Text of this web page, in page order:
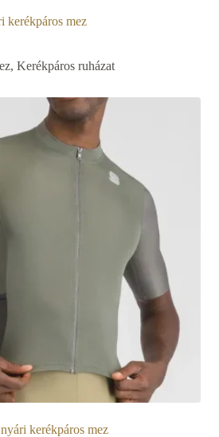
kerékpáros mez
, Kerékpáros ruházat
kerékpáros mez